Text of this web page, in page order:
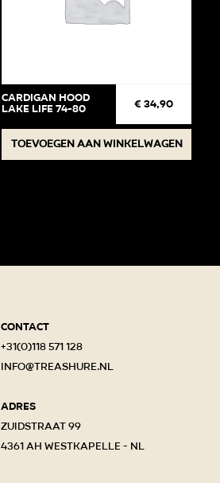
Cardigan Hood
Lake life 74-80 € 34,90
Toevoegen aan winkelwagen
Contact
+31(0)118 571 128
info@treashure.nl
Adres
Zuidstraat 99
4361 AH Westkapelle - NL